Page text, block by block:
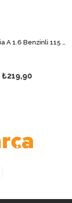
Opel İnsignia A 1.6 Benzinli 115 BG Gaz Kelebek Hortumu
₺219,90